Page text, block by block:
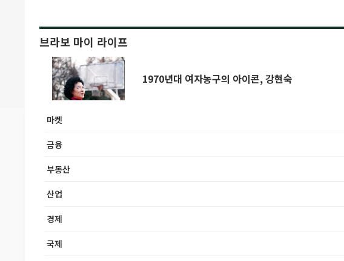
브라보 마이 라이프
1970년대 여자농구의 아이콘, 강현숙
마켓
금융
부동산
산업
경제
국제